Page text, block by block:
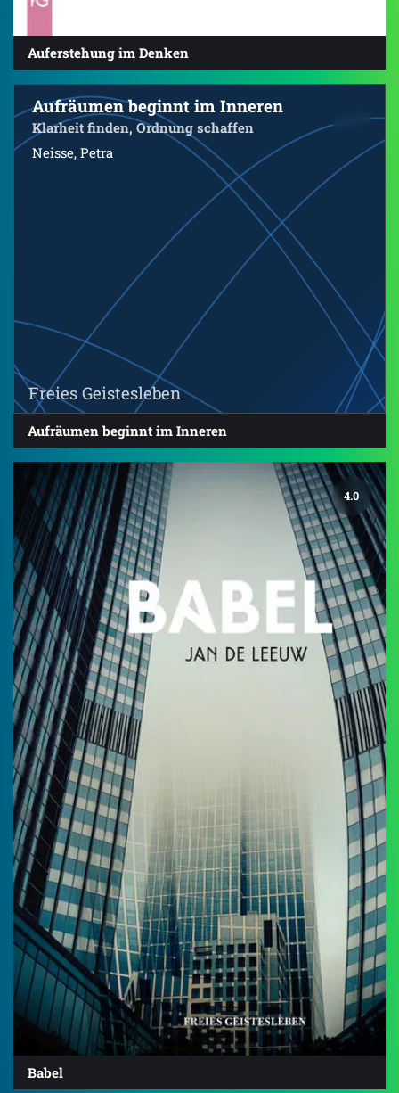
Auferstehung im Denken
Aufräumen beginnt im Inneren
Klarheit finden, Ordnung schaffen
Neisse, Petra
Freies Geistesleben
Aufräumen beginnt im Inneren
4.0
Babel